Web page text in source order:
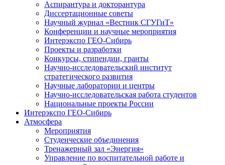
Аспирантура и докторантура
Диссертационные советы
Научный журнал «Вестник СГУГиТ»
Конференции и научные мероприятия
Интерэкспо ГЕО-Сибирь
Проекты и разработки
Конкурсы, стипендии, гранты
Научно-исследовательский институт
стратегического развития
Научные лаборатории и центры
Научно-исследовательская работа студентов
Национальные проекты России
Интерэкспо ГЕО-Сибирь
Атмосфера
Мероприятия
Студенческие объединения
Тренажерный зал «Энергия»
Управление по воспитательной работе и